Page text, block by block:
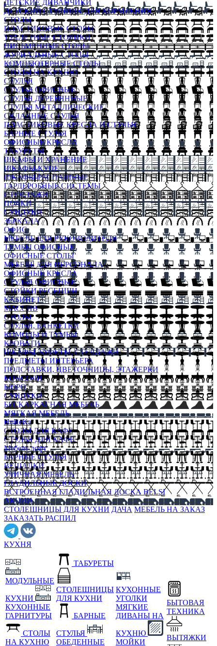
ДЕТСКИЕ ДИВАНЧИКИ
ДЕТСКИЙ СТУЛЬЧИК ДЛЯ КОРМЛЕНИЯ
СТОЛЫ
ПЛАСТИКОВЫЕ СТОЛЫ
ТУАЛЕТНЫЕ СТОЛИКИ
ПИСЬМЕННЫЕ СТОЛЫ
ЖУРНАЛЬНЫЕ СТОЛЫ
КОМПЬЮТЕРНЫЕ СТОЛЫ
СТОЛЫ НА КУХНЮ
СТУЛЬЯ
СТУЛЬЯ ОФИСНЫЕ
СТУЛЬЯ ДЕРЕВЯННЫЕ
СТУЛЬЯ МЕТАЛЛИЧЕСКИЕ
СКЛАДНЫЕ СТУЛЬЯ
ПЛАСТИКОВЫЕ КРЕСЛА И СТУЛЬЯ
БАРНЫЕ СТУЛЬЯ
ОФИСНЫЕ КРЕСЛА
ТАБУРЕТЫ
ШКАФЫ И ХРАНЕНИЕ
ШКАФЫ-КУПЕ
ШКАФЫ-РАСПАШНЫЕ
ГАРДЕРОБНЫЕ СИСТЕМЫ
СТЕЛЛАЖИ
ПОЛКИ
СУНДУКИ
ЗЕРКАЛА
ОФИС
МЕБЕЛЬ ДЛЯ РУКОВОДИТЕЛЯ
ТУМБЫ ОФИСНЫЕ
ОФИСНЫЕ СТОЛЫ
МЕБЕЛЬ ДЛЯ ПЕРСОНАЛА
ОФИСНЫЕ КРЕСЛА
СТУЛЬЯ ОФИСНЫЕ
СТОЙКИ РЕСЕПШН
КАБИНЕТ
МАССИВ
СТОЛЫ
СТУЛЬЯ, БАНКЕТКИ
КОМОДЫ И ТУМБЫ
КРОВАТИ
ШКАФЫ, БУФЕТЫ, СТЕЛЛАЖИ
ПРЕДМЕТЫ ИНТЕРЬЕРА
ПОДСТАВКИ, ЦВЕТОЧНИЦЫ, ЭТАЖЕРКИ
КОНСОЛИ
БЮРО
СУНДУКИ
БЕСКАРКАСНАЯ МЕБЕЛЬ
МЯГКАЯ МЕБЕЛЬ
HoReKa
СТОЛЫ ДЛЯ КАФЕ
СТУЛЬЯ ДЛЯ КАФЕ
Мебель лофт
БАРНЫЕ СТУЛЬЯ
ВЕШАЛКИ
УЛИЧНАЯ МЕБЕЛЬ
ГЛАДИЛЬНЫЕ ДОСКИ
ВСТРОЕННАЯ ГЛАДИЛЬНАЯ ДОСКА BELSI
АКЦИИ
СТОЛЕШНИЦЫ ДЛЯ КУХНИ ДАЧА МЕБЕЛЬ НА ЗАКАЗ
ЗАКАЗАТЬ РАСПИЛ
КУХНЯ
МОДУЛЬНЫЕ
КУХНИ
КУХОННЫЕ
ГАРНИТУРЫ
СТОЛЫ
НА КУХНЮ
ТАБУРЕТЫ
СТОЛЕШНИЦЫ
ДЛЯ КУХНИ
БАРНЫЕ
СТУЛЬЯ
ОБЕДЕННЫЕ
КУХОННЫЕ
УГОЛКИ
МЯГКИЕ
ДИВАНЫ НА
КУХНЮ
МОЙКИ
БЫТОВАЯ
ТЕХНИКА
ВЫТЯЖКИ